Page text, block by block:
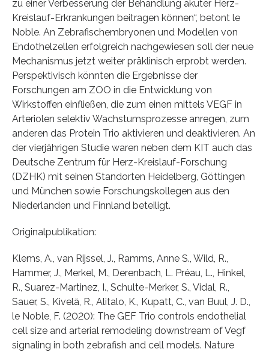
zu einer Verbesserung der Behandlung akuter Herz-
Kreislauf-Erkrankungen beitragen können“, betont le
Noble. An Zebrafischembryonen und Modellen von
Endothelzellen erfolgreich nachgewiesen soll der neue
Mechanismus jetzt weiter präklinisch erprobt werden.
Perspektivisch könnten die Ergebnisse der
Forschungen am ZOO in die Entwicklung von
Wirkstoffen einfließen, die zum einen mittels VEGF in
Arteriolen selektiv Wachstumsprozesse anregen, zum
anderen das Protein Trio aktivieren und deaktivieren. An
der vierjährigen Studie waren neben dem KIT auch das
Deutsche Zentrum für Herz-Kreislauf-Forschung
(DZHK) mit seinen Standorten Heidelberg, Göttingen
und München sowie Forschungskollegen aus den
Niederlanden und Finnland beteiligt.
Originalpublikation:
Klems, A., van Rijssel, J., Ramms, Anne S., Wild, R.,
Hammer, J., Merkel, M., Derenbach, L. Préau, L., Hinkel,
R., Suarez-Martinez, I., Schulte-Merker, S., Vidal, R.,
Sauer, S., Kivelä, R., Alitalo, K., Kupatt, C., van Buul, J. D.,
le Noble, F. (2020): The GEF Trio controls endothelial
cell size and arterial remodeling downstream of Vegf
signaling in both zebrafish and cell models. Nature